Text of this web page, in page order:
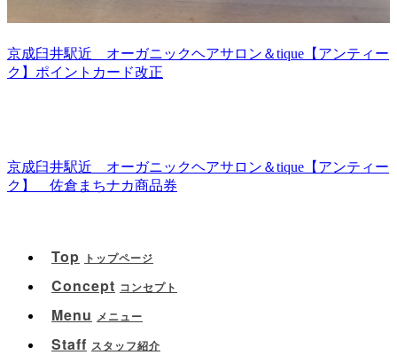
京成臼井駅近 オーガニックヘアサロン＆tique【アンティー
ク】ポイントカード改正
京成臼井駅近 オーガニックヘアサロン＆tique【アンティー
ク】 佐倉まちナカ商品券
Top トップページ
Concept コンセプト
Menu メニュー
Staff スタッフ紹介